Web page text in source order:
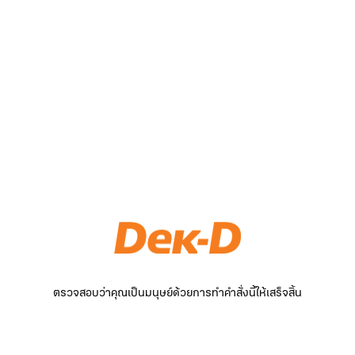
ตรวจสอบว่าคุณเป็นมนุษย์ด้วยการทำคำสั่งนี้ให้เสร็จสิ้น